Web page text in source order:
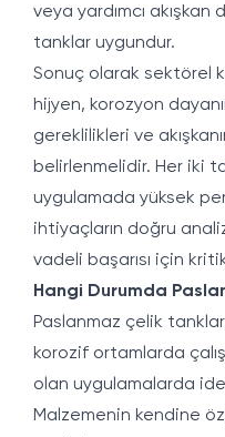
veya yardımcı
tanklar uygundur.
Sonuç olarak sektörel
hijyen, korozyon
gereklilikleri ve
belirlenmelidir. Her iki
uygulamada yüksek
ihtiyaçların doğru
vadeli başarısı için
Hangi Durumda
Paslanmaz çelik
korozif ortamlarda
olan uygulamalarda
Malzemenin kendine